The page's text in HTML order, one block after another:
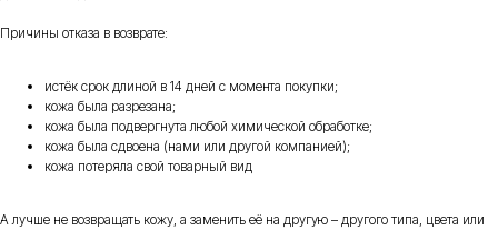
Причины отказа в возврате:
истёк срок длиной в 14 дней с момента покупки;
кожа была разрезана;
кожа была подвергнута любой химической обработке;
кожа была сдвоена (нами или другой компанией);
кожа потеряла свой товарный вид
А лучше не возвращать кожу, а заменить её на другую – другого типа, цвета или